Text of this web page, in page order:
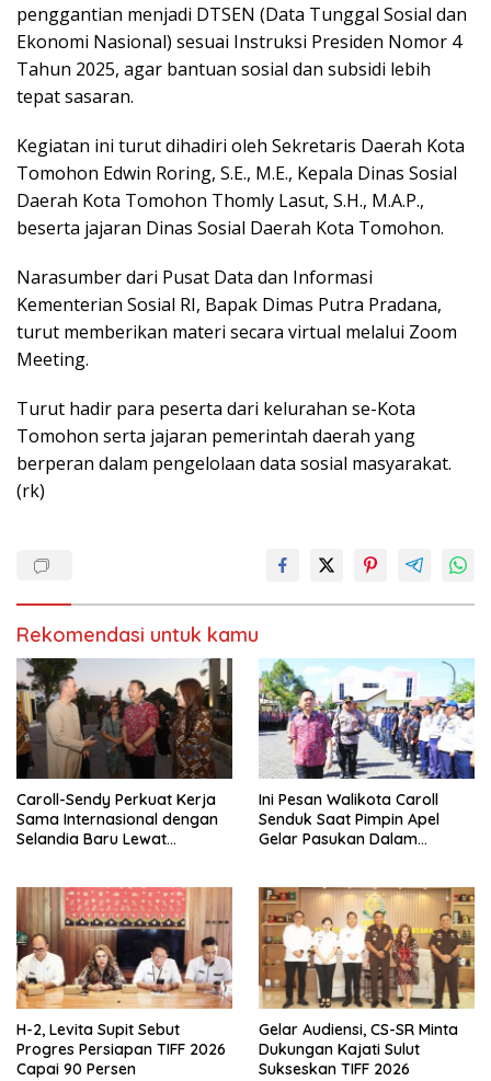
penggantian menjadi DTSEN (Data Tunggal Sosial dan
Ekonomi Nasional) sesuai Instruksi Presiden Nomor 4
Tahun 2025, agar bantuan sosial dan subsidi lebih
tepat sasaran.
Kegiatan ini turut dihadiri oleh Sekretaris Daerah Kota
Tomohon Edwin Roring, S.E., M.E., Kepala Dinas Sosial
Daerah Kota Tomohon Thomly Lasut, S.H., M.A.P.,
beserta jajaran Dinas Sosial Daerah Kota Tomohon.
Narasumber dari Pusat Data dan Informasi
Kementerian Sosial RI, Bapak Dimas Putra Pradana,
turut memberikan materi secara virtual melalui Zoom
Meeting.
Turut hadir para peserta dari kelurahan se-Kota
Tomohon serta jajaran pemerintah daerah yang
berperan dalam pengelolaan data sosial masyarakat.
(rk)
Rekomendasi untuk kamu
Caroll-Sendy Perkuat Kerja
Sama Internasional dengan
Selandia Baru Lewat
Ini Pesan Walikota Caroll
Senduk Saat Pimpin Apel
Gelar Pasukan Dalam
H-2, Levita Supit Sebut
Progres Persiapan TIFF 2026
Capai 90 Persen
Gelar Audiensi, CS-SR Minta
Dukungan Kajati Sulut
Sukseskan TIFF 2026